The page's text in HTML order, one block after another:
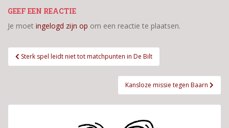
GEEF EEN REACTIE
Je moet ingelogd zijn op om een reactie te plaatsen.
Bericht
navigatie
Sterk spel leidt niet tot matchpunten in De Bilt
Kansloze missie tegen Baarn